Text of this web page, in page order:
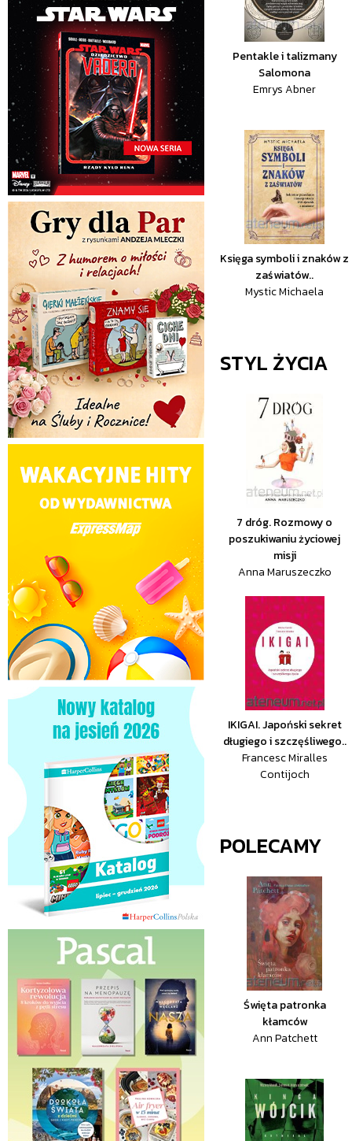
Pentakle i talizmany
Salomona
Emrys Abner
Księga symboli i znaków z
zaświatów..
Mystic Michaela
STYL ŻYCIA
7 dróg. Rozmowy o
poszukiwaniu życiowej
misji
Anna Maruszeczko
IKIGAI. Japoński sekret
długiego i szczęśliwego..
Francesc Miralles
Contijoch
POLECAMY
Święta patronka
kłamców
Ann Patchett